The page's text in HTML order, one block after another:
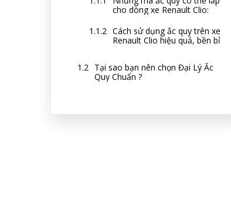
cho dòng xe Renault Clio:
Cách sử dụng ắc quy trên xe
Renault Clio hiệu quả, bền bỉ
Tại sao bạn nên chọn Đại Lý Ắc
Quy Chuẩn ?